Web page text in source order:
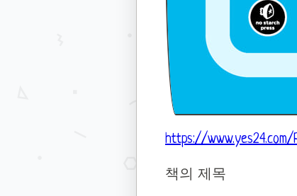
https://
책의 제목